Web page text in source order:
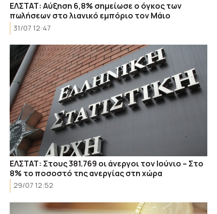
ΕΛΣΤΑΤ: Αύξηση 6,8% σημείωσε ο όγκος των
πωλήσεων στο λιανικό εμπόριο τον Μάιο
31/07 12:47
ΕΛΣΤΑΤ: Στους 381.769 οι άνεργοι τον Ιούνιο – Στο
8% το ποσοστό της ανεργίας στη χώρα
29/07 12:52